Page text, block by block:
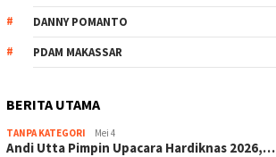
DANNY POMANTO
PDAM MAKASSAR
BERITA UTAMA
TANPA KATEGORI Mei 4
Andi Utta Pimpin Upacara Hardiknas 2026,…